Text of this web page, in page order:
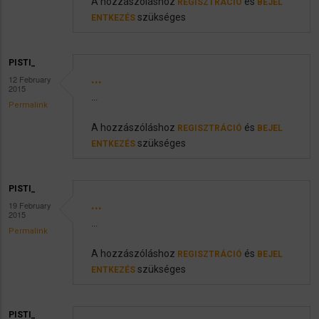
REGISZTRÁCIÓ
BEJEL
ENTKEZÉS szükséges
PISTI_
12 February
2015
Permalink
...
...
A hozzászóláshoz REGISZTRÁCIÓ és BEJEL
ENTKEZÉS szükséges
PISTI_
19 February
2015
Permalink
...
...
A hozzászóláshoz REGISZTRÁCIÓ és BEJEL
ENTKEZÉS szükséges
PISTI_